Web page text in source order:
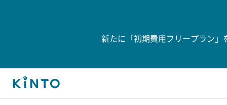
新たに「初期費用フリープラン